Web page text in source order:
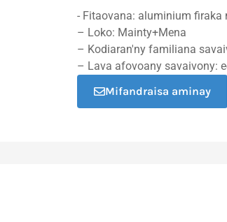
- Fitaovana: aluminium
– Loko: Mainty+Mena
– Kodiaran'ny familiana
– Lava afovoany savaivony:
Mifandraisa aminay